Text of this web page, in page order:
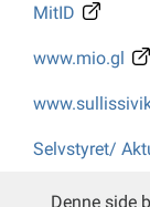
MitID
www.mio.gl
Selvstyret/
Whistleblower
Denne side